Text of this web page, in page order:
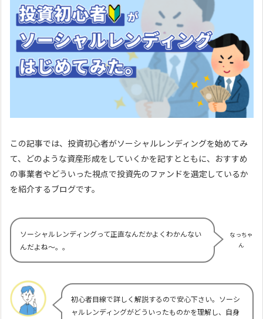
この記事では、投資初心者がソーシャルレンディングを始めてみ
て、どのような資産形成をしていくかを記すとともに、おすすめ
の事業者やどういった視点で投資先のファンドを選定しているか
を紹介するブログです。
なっちゃ
ん
ソーシャルレンディングって正直なんだかよくわかんない
んだよね～。。
初心者目線で詳しく解説するので安心下さい。ソーシ
ャルレンディングがどういったものかを理解し、自身